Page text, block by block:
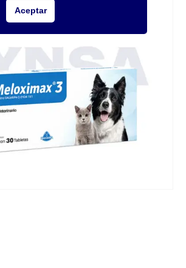
Aceptar